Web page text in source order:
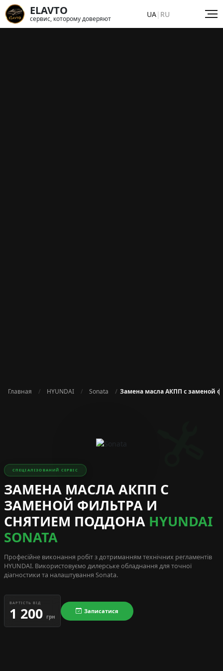
ELAVTO
сервис, которому доверяют UA| RU
Главная HYUNDAI Sonata Замена масла АКПП с заменой
СПЕЦІАЛІЗОВАНИЙ СЕРВІС
ЗАМЕНА МАСЛА АКПП С
ЗАМЕНОЙ ФИЛЬТРА И
СНЯТИЕМ ПОДДОНА HYUNDAI
SONATA
Професійне виконання робіт з дотриманням технічних регламентів
HYUNDAI. Використовуємо дилерське обладнання для точної
діагностики та налаштування Sonata.
ВАРТІСТЬ ВІД
1 200 грн
Записатися